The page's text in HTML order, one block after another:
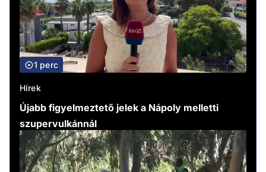
1 perc
Hírek
Újabb figyelmeztető jelek a Nápoly melletti
szupervulkánnál